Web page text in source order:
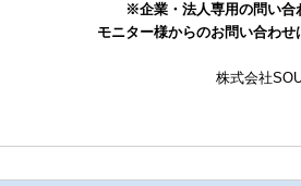
※企業・法人専用の問い合
モニター様からのお問い合わせ
株式会社